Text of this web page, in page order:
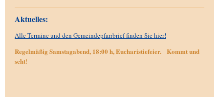
Aktuelles:
Alle Termine und den Gemeindepfarrbrief finden Sie hier!
Regelmäßig Samstagabend, 18:00 h, Eucharistiefeier. Kommt und
seht!